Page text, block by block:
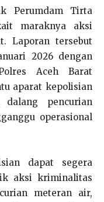
Perumdam Tirta
maraknya aksi
Laporan tersebut
2026 dengan
Aceh Barat
aparat kepolisian
pencurian
operasional
dapat segera
aksi kriminalitas
meteran air,